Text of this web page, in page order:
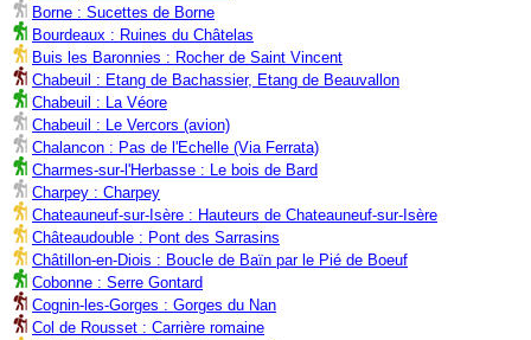
Borne : Sucettes de Borne
Bourdeaux : Ruines du Châtelas
Buis les Baronnies : Rocher de Saint Vincent
Chabeuil : Etang de Bachassier, Etang de Beauvallon
Chabeuil : La Véore
Chabeuil : Le Vercors (avion)
Chalancon : Pas de l'Echelle (Via Ferrata)
Charmes-sur-l'Herbasse : Le bois de Bard
Charpey : Charpey
Chateauneuf-sur-Isère : Hauteurs de Chateauneuf-sur-Isère
Châteaudouble : Pont des Sarrasins
Châtillon-en-Diois : Boucle de Baïn par le Pié de Boeuf
Cobonne : Serre Gontard
Cognin-les-Gorges : Gorges du Nan
Col de Rousset : Carrière romaine